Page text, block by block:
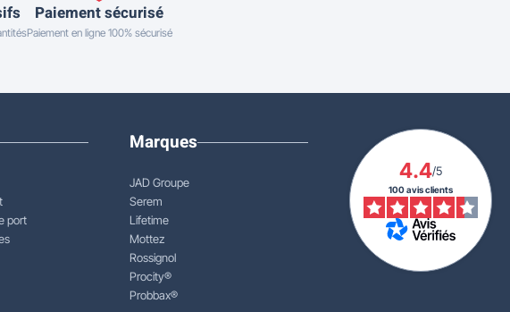
Paiement sécurisé
Paiement en ligne 100% sécurisé
port
Marques
JAD Groupe
Serem
Lifetime
Mottez
Rossignol
Procity®
Probbax®
4.4/5
100 avis clients